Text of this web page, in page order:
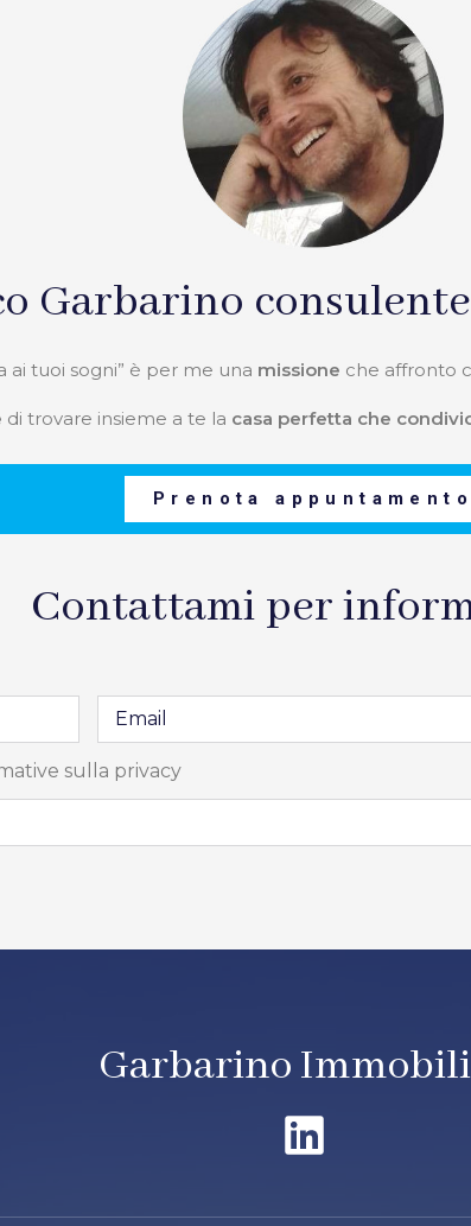
Garbarino
ai tuoi sogni” è per me una missione che affronto
di trovare insieme a te la casa perfetta che
Prenota appuntamento
Contattami per
sulla privacy
Garbarino